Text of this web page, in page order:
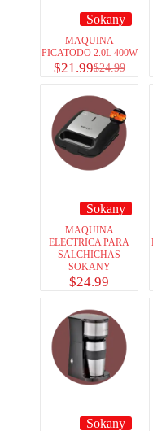
Sokany
MAQUINA
PICATODO 2.0L 400W
$24.99
$21.99
Sokany
MAQUINA
ELECTRICA PARA
SALCHICHAS
SOKANY
$24.99
Sokany